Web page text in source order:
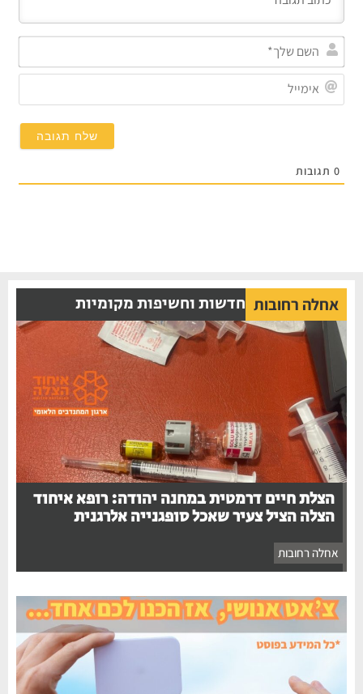
0תגובות
אחלה רחובות חדשות וחשיפות מקומיות
הצלת חיים דרמטית במחנה יהודה: רופא איחוד
הצלה הציל צעיר שאכל סופגנייה אלרגנית
אחלה רחובות